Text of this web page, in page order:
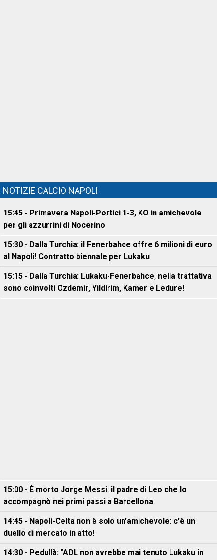
NOTIZIE CALCIO NAPOLI
15:45 - Primavera Napoli-Portici 1-3, KO in amichevole
per gli azzurrini di Nocerino
15:30 - Dalla Turchia: il Fenerbahce offre 6 milioni di euro
al Napoli! Contratto biennale per Lukaku
15:15 - Dalla Turchia: Lukaku-Fenerbahce, nella trattativa
sono coinvolti Ozdemir, Yildirim, Kamer e Ledure!
15:00 - È morto Jorge Messi: il padre di Leo che lo
accompagnò nei primi passi a Barcellona
14:45 - Napoli-Celta non è solo un'amichevole: c'è un
duello di mercato in atto!
14:30 - Pedullà: "ADL non avrebbe mai tenuto Lukaku in